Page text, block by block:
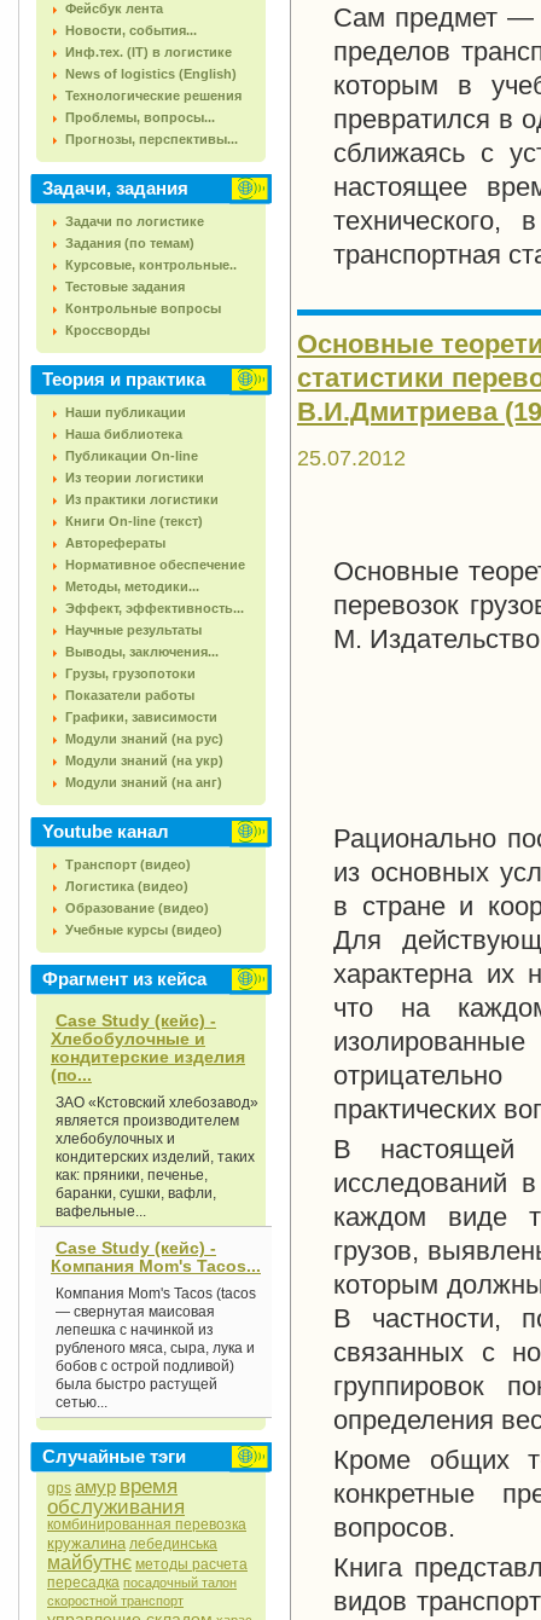
Фейсбук лента
Новости, события...
Инф.тех. (IT) в логистике
News of logistics (English)
Технологические решения
Проблемы, вопросы...
Прогнозы, перспективы...
Задачи, задания
Задачи по логистике
Задания (по темам)
Курсовые, контрольные..
Тестовые задания
Контрольные вопросы
Кроссворды
Теория и практика
Наши публикации
Наша библиотека
Публикации On-line
Из теории логистики
Из практики логистики
Книги On-line (текст)
Авторефераты
Нормативное обеспечение
Методы, методики...
Эффект, эффективность...
Научные результаты
Выводы, заключения...
Грузы, грузопотоки
Показатели работы
Графики, зависимости
Модули знаний (на рус)
Модули знаний (на укр)
Модули знаний (на анг)
Youtube канал
Транспорт (видео)
Логистика (видео)
Образование (видео)
Учебные курсы (видео)
Фрагмент из кейса
Case Study (кейс) -
Хлебобулочные и
кондитерские изделия
(по...
ЗАО «Кстовский хлебозавод»
является производителем
хлебобулочных и
кондитерских изделий, таких
как: пряники, печенье,
баранки, сушки, вафли,
вафельные...
Case Study (кейс) -
Компания Mom's Tacos...
Компания Mom's Tacos (tacos
— свернутая маисовая
лепешка с начинкой из
рубленого мяса, сыра, лука и
бобов с острой подливой)
была быстро растущей
сетью...
Случайные тэги
gps амур время
обслуживания
комбинированная перевозка
кружалина лебединська
майбутнє методы расчета
пересадка посадочный талон
скоростной транспорт
Сам предмет —
пределов
которым в
превратился в
сближаясь с
настоящее
технического,
транспортная
Основные
статистики
В.И.Дмитриева
25.07.2012
Основные
перевозок
М.
Рационально
из основных
в стране и
Для
характерна их
что на
практических
В настоящей
исследований
каждом виде
грузов,
которым
В частности,
связанных с
группировок
определения
Кроме общих
конкретные
вопросов.
Книга
видов